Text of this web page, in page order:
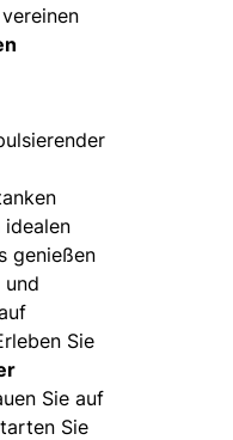
idealen
genießen
und
Sie
Sie auf
Sie